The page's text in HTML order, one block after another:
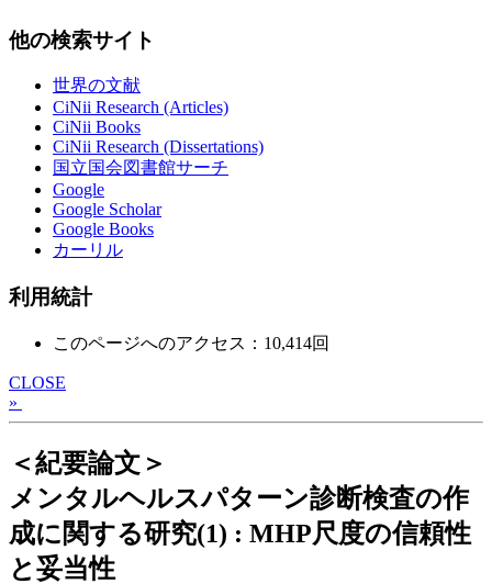
他の検索サイト
世界の文献
CiNii Research (Articles)
CiNii Books
CiNii Research (Dissertations)
国立国会図書館サーチ
Google
Google Scholar
Google Books
カーリル
利用統計
このページへのアクセス：10,414回
CLOSE
»
＜紀要論文＞
メンタルヘルスパターン診断検査の作
成に関する研究(1) : MHP尺度の信頼性
と妥当性